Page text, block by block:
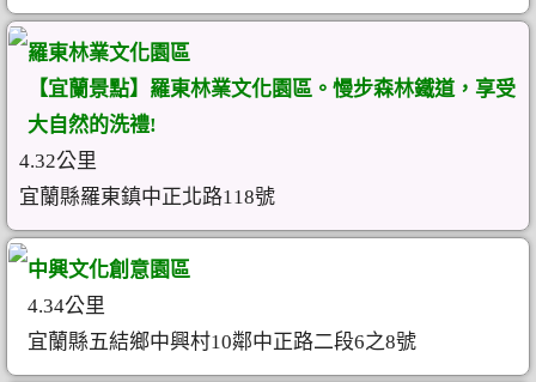
羅東林業文化園區
【宜蘭景點】羅東林業文化園區。慢步森林鐵道，享受
大自然的洗禮!
4.32公里
宜蘭縣羅東鎮中正北路118號
中興文化創意園區
4.34公里
宜蘭縣五結鄉中興村10鄰中正路二段6之8號